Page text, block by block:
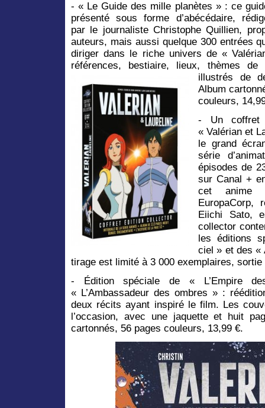
- « Le Guide des mille planètes » : ce
présenté sous forme d’abécédaire,
par le journaliste Christophe Quillien,
auteurs, mais aussi quelque 300 entrées
diriger dans le riche univers de «
références, bestiaire, lieux, thèmes
illustrés de
Album
couleurs,
- Un coffret
« Valérian et
le grand
série
épisodes de
sur Canal +
cet anime
EuropaCorp,
Eiichi Sato,
collector
les éditions
ciel » et des «
tirage est limité à 3 000 exemplaires, sortie
- Édition spéciale de « L’Empire
« L’Ambassadeur des ombres » :
deux récits ayant inspiré le film. Les
l’occasion, avec une jaquette et huit
cartonnés, 56 pages couleurs, 13,99 €.